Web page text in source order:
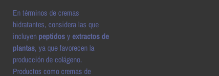
En términos de cremas
hidratantes, considera las que
incluyen peptidosy extractos de
plantas, ya que favorecen la
producción de colágeno.
Productos como cremas de